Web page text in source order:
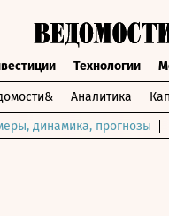
Технологии
Аналитика
динамика, прогнозы